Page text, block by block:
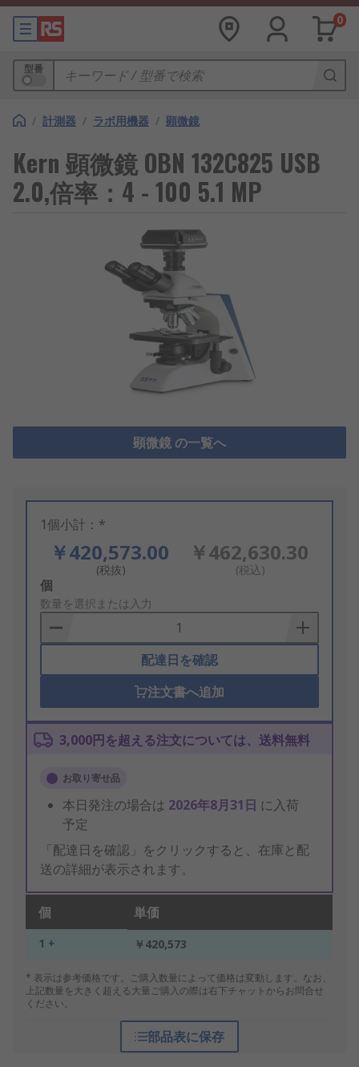
0
型番
/ 計測器 / ラボ用機器 / 顕微鏡
Kern 顕微鏡 OBN 132C825 USB
2.0,倍率：4 - 100 5.1 MP
顕微鏡 の一覧へ
1個小計：*
￥420,573.00
(税抜)
￥462,630.30
(税込)
Add
to
Basket
個
数量を選択または入力
配達日を確認
注文書へ追加
3,000円を超える注文については、送料無料
お取り寄せ品
本日発注の場合は 2026年8月31日 に入荷
予定
「配達日を確認」をクリックすると、在庫と配
送の詳細が表示されます。
個 単価
1 + ￥420,573
* 表示は参考価格です。ご購入数量によって価格は変動します。なお、
上記数量を大きく超える大量ご購入の際は右下チャットからお問合せ
ください。
部品表に保存